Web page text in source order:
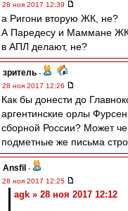
28 ноя 2017 12:39
а Ригони вторую ЖК, не?
А Паредесу и Маммане ЖК
в АПЛ делают, не?
зpитель -
28 ноя 2017 12:26
Как бы донести до
аргентинские орлы
сборной России? Может
подметные же письма
Ansfil -
28 ноя 2017 12:25
agk » 28 ноя 2017 12:12